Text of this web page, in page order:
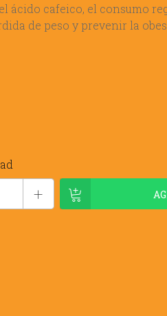
ácido cafeico, el consumo
de peso y prevenir la
+